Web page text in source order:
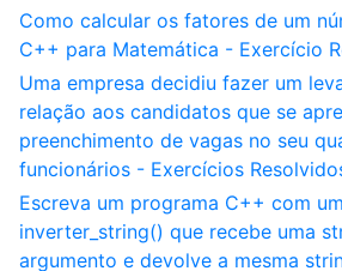
Como calcular os fatores de um
C++ para Matemática - Exercício
Uma empresa decidiu fazer um
relação aos candidatos que se
preenchimento de vagas no seu
funcionários - Exercícios
Escreva um programa C++ com
inverter_string() que recebe uma
argumento e devolve a mesma